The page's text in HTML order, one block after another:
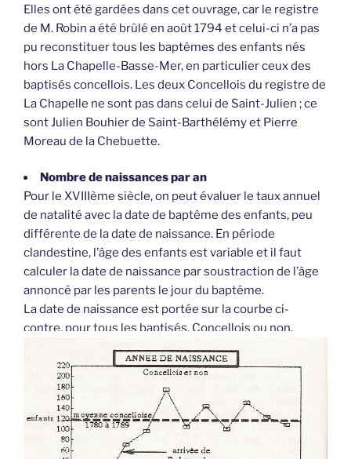
Elles ont été gardées dans cet ouvrage, car le registre
de M. Robin a été brûlé en août 1794 et celui-ci n’a pas
pu reconstituer tous les baptêmes des enfants nés
hors La Chapelle-Basse-Mer, en particulier ceux des
baptisés concellois. Les deux Concellois du registre de
La Chapelle ne sont pas dans celui de Saint-Julien ; ce
sont Julien Bouhier de Saint-Barthélémy et Pierre
Moreau de la Chebuette.
Nombre de naissances par an
Pour le XVIIIème siècle, on peut évaluer le taux annuel
de natalité avec la date de baptême des enfants, peu
différente de la date de naissance. En période
clandestine, l’âge des enfants est variable et il faut
calculer la date de naissance par soustraction de l’âge
annoncé par les parents le jour du baptême.
La date de naissance est portée sur la courbe ci-
contre, pour tous les baptisés, Concellois ou non.